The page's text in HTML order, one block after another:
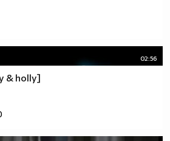
02:56
& holly]